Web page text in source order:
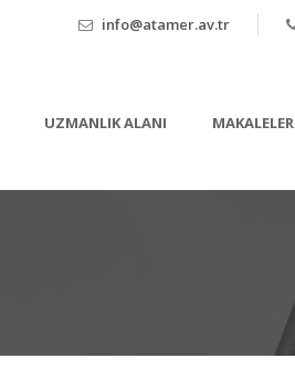
info@atamer.av.tr
UZMANLIK ALANI MAKALELER